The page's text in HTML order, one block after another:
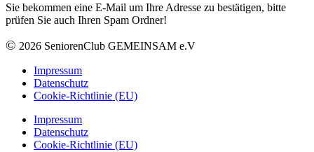
Sie bekommen eine E-Mail um Ihre Adresse zu bestätigen, bitte
prüfen Sie auch Ihren Spam Ordner!
© 2026 SeniorenClub GEMEINSAM e.V
Impressum
Datenschutz
Cookie-Richtlinie (EU)
Impressum
Datenschutz
Cookie-Richtlinie (EU)